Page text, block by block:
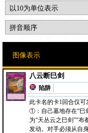
八云断巳剑
陷阱
此卡名的卡1回合仅可
①：自己墓地存在“巳
为“天丛云之巳剑”“布
发动。对手必须从自